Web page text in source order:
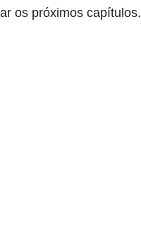
os próximos capítulos.